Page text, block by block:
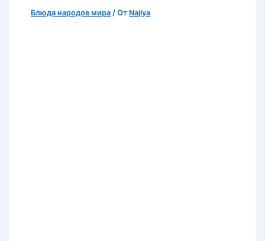
Блюда народов мира / От Najlya